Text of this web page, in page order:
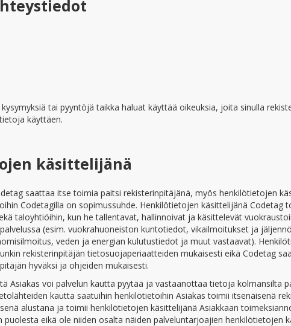
tai pyyntöjä taikka haluat käyttää oikeuksia, joita sinulla
käyttäen.
käsittelijänä
saattaa itse toimia paitsi rekisterinpitäjänä, myös henkilötietojen
Codetagilla on sopimussuhde. Henkilötietojen käsittelijänä Codetag
taloyhtiöihin, kun he tallentavat, hallinnoivat ja käsittelevät
(esim. vuokrahuoneiston kuntotiedot, vikailmoitukset ja
veden ja energian kulutustiedot ja muut vastaavat).
rekisterinpitäjän tietosuojaperiaatteiden mukaisesti eikä Codetag
hyväksi ja ohjeiden mukaisesti.
Asiakas voi palvelun kautta pyytää ja vastaanottaa tietoja kolmansilta
kautta saatuihin henkilötietoihin Asiakas toimii itsenäisenä
alustana ja toimii henkilötietojen käsittelijänä Asiakkaan
eikä ole niiden osalta näiden palveluntarjoajien henkilötietojen